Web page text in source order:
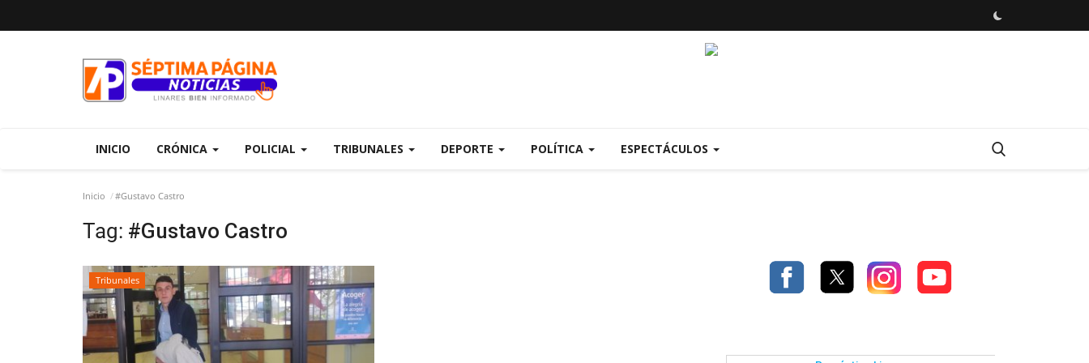
INICIO CRÓNICA POLICIAL TRIBUNALES DEPORTE POLÍTICA ESPECTÁCULOS
Inicio #Gustavo Castro
Tag: #Gustavo Castro
Tribunales